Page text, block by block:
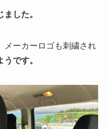
した。
メーカーロゴも刺繍され
です。